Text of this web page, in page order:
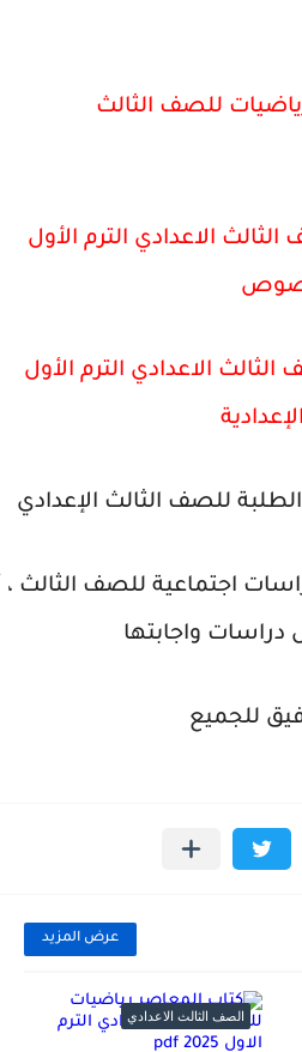
للصف الثالث
الاعدادي الترم الأول
الاعدادي الترم الأول
اجتماعية للصف الثالث
دراسات واجابتها
للجميع
عرض المزيد
الصف الثالث الاعدادي